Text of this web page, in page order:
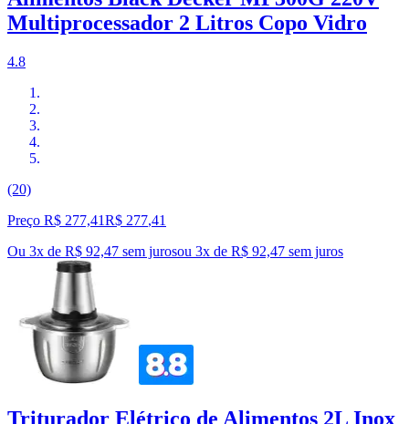
Multiprocessador 2 Litros Copo Vidro
4.8
(20)
Preço R$ 277,41R$ 277,41
Ou 3x de R$ 92,47 sem jurosou 3x de R$ 92,47 sem juros
Triturador Elétrico de Alimentos 2L Inox